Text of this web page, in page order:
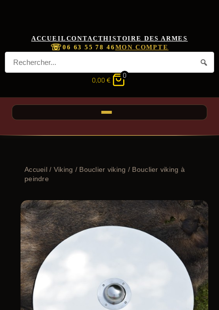
ACCUEIL CONTACTHISTOIRE DES ARMES
☏06 63 55 78 46 MON COMPTE
0,00 €
0
Accueil/ Viking / Bouclier viking / Bouclier viking à
peindre